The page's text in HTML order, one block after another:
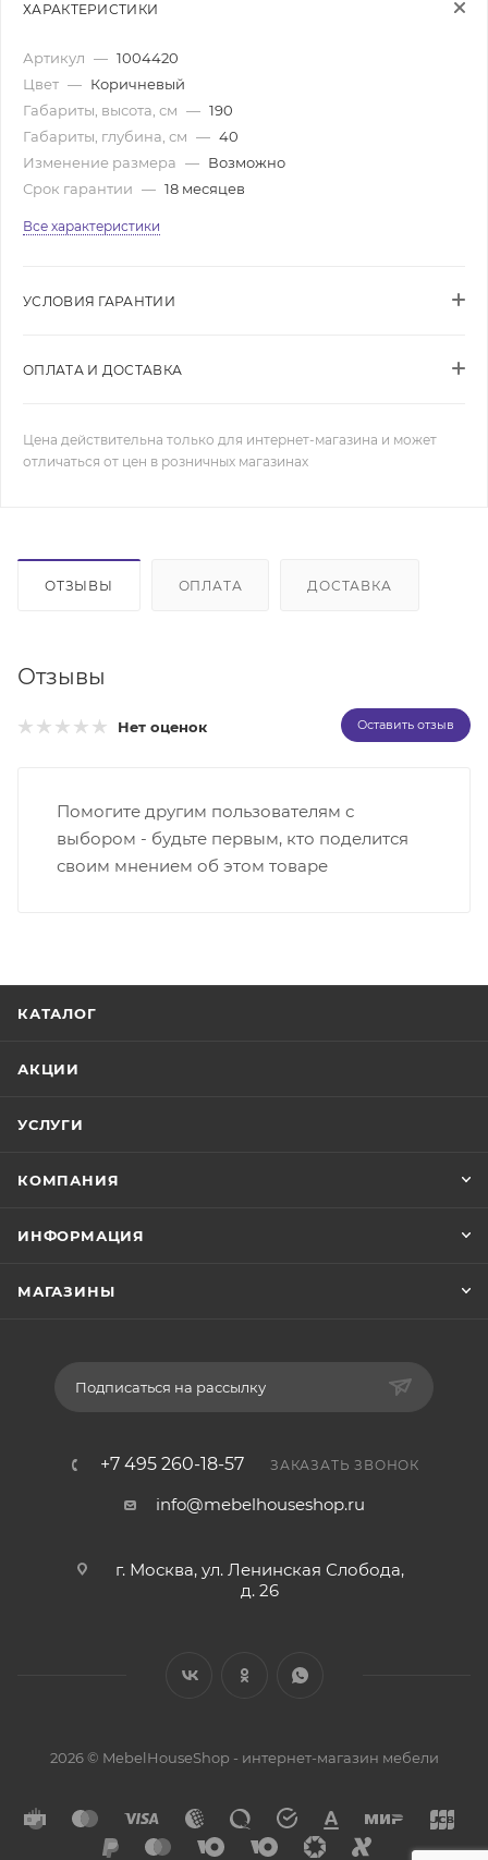
ХАРАКТЕРИСТИКИ
Артикул — 1004420
Цвет — Коричневый
Габариты, высота, см — 190
Габариты, глубина, см — 40
Изменение размера — Возможно
Срок гарантии — 18 месяцев
Все характеристики
УСЛОВИЯ ГАРАНТИИ
ОПЛАТА И ДОСТАВКА
Цена действительна только для интернет-магазина и может
отличаться от цен в розничных магазинах
ОТЗЫВЫ ОПЛАТА ДОСТАВКА
Отзывы
Нет оценок Оставить отзыв
Помогите другим пользователям с
выбором - будьте первым, кто поделится
своим мнением об этом товаре
КАТАЛОГ
АКЦИИ
УСЛУГИ
КОМПАНИЯ
ИНФОРМАЦИЯ
МАГАЗИНЫ
Подписаться на рассылку
+7 495 260-18-57 ЗАКАЗАТЬ ЗВОНОК
info@mebelhouseshop.ru
г. Москва, ул. Ленинская Слобода,
д. 26
2026 © MebelHouseShop - интернет-магазин мебели